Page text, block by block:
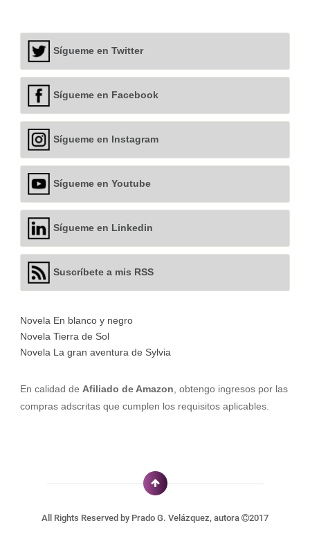
Sígueme en Twitter
Sígueme en Facebook
Sígueme en Instagram
Sígueme en Youtube
Sígueme en Linkedin
Suscríbete a mis RSS
Novela En blanco y negro
Novela Tierra de Sol
Novela La gran aventura de Sylvia
En calidad de Afiliado de Amazon, obtengo ingresos por las
compras adscritas que cumplen los requisitos aplicables.
All Rights Reserved by Prado G. Velázquez, autora 2017